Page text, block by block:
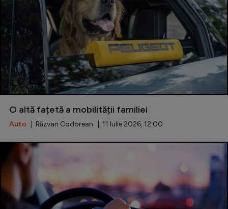
O altă fațetă a mobilității familiei
Auto | Răzvan Codorean | 11 Iulie 2026, 12:00